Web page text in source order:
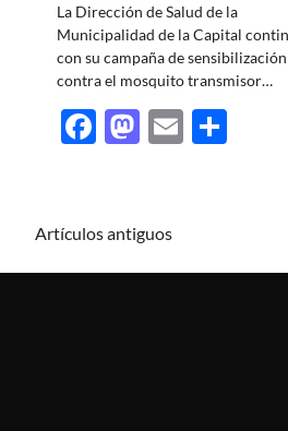
La Dirección de Salud de la
Municipalidad de la Capital
con su campaña de sensibilización
contra el mosquito transmisor…
Facebook
Mastodon
Email
Navegación
de
Artículos antiguos